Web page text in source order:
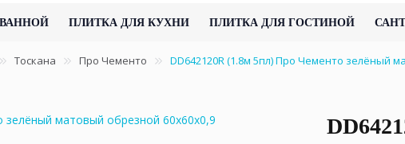
ПЛИТКА ДЛЯ КУХНИ ПЛИТКА ДЛЯ ГОСТИНОЙ
Тоскана Про Чементо DD642120R (1.8м 5пл) Про Чементо зелёный